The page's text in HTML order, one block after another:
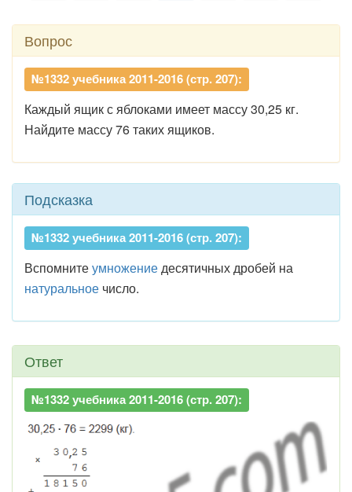
Вопрос
№1332 учебника 2011-2016 (стр. 207):
Каждый ящик с яблоками имеет массу 30,25 кг.
Найдите массу 76 таких ящиков.
Подсказка
№1332 учебника 2011-2016 (стр. 207):
Вспомнитеумножениедесятичных дробей на
натуральное число.
Ответ
№1332 учебника 2011-2016 (стр. 207):